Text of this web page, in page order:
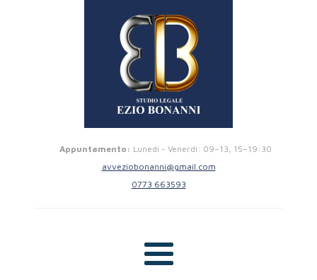
Appuntamento: Lunedi - Venerdi: 09–13, 15–19:30
avveziobonanni@gmail.com
0773 663593